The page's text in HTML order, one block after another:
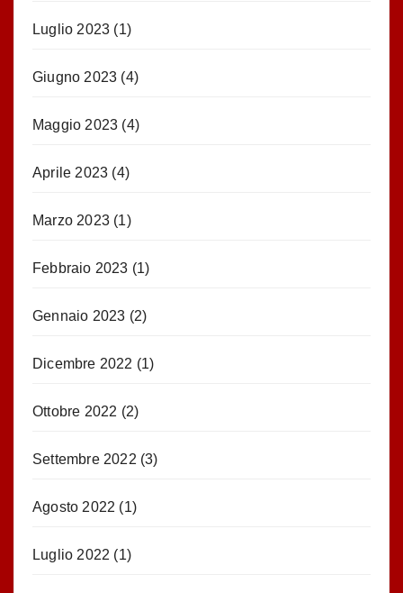
Luglio 2023 (1)
Giugno 2023 (4)
Maggio 2023 (4)
Aprile 2023 (4)
Marzo 2023 (1)
Febbraio 2023 (1)
Gennaio 2023 (2)
Dicembre 2022 (1)
Ottobre 2022 (2)
Settembre 2022 (3)
Agosto 2022 (1)
Luglio 2022 (1)